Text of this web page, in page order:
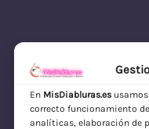
En MisDiabluras.esusamos
correcto funcionamiento
analíticas, elaboración de
MisDiabluras |